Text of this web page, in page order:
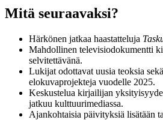
Mitä seuraavaksi?
Härkönen jatkaa haastatteluja
Mahdollinen televisiodokumentti
selvitettävänä.
Lukijat odottavat uusia teoksia
elokuvaprojekteja vuodelle 2025.
Keskustelua kirjailijan
jatkuu kulttuurimediassa.
Ajankohtaisia päivityksiä lisätään